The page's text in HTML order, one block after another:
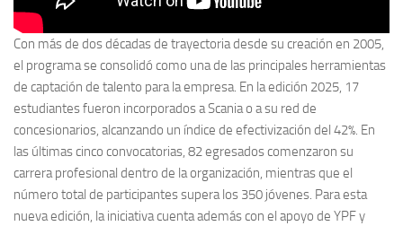
Con más de dos décadas de trayectoria desde su creación en 2005,
el programa se consolidó como una de las principales herramientas
de captación de talento para la empresa. En la edición 2025, 17
estudiantes fueron incorporados a Scania o a su red de
concesionarios, alcanzando un índice de efectivización del 42%. En
las últimas cinco convocatorias, 82 egresados comenzaron su
carrera profesional dentro de la organización, mientras que el
número total de participantes supera los 350 jóvenes. Para esta
nueva edición, la iniciativa cuenta además con el apoyo de YPF y